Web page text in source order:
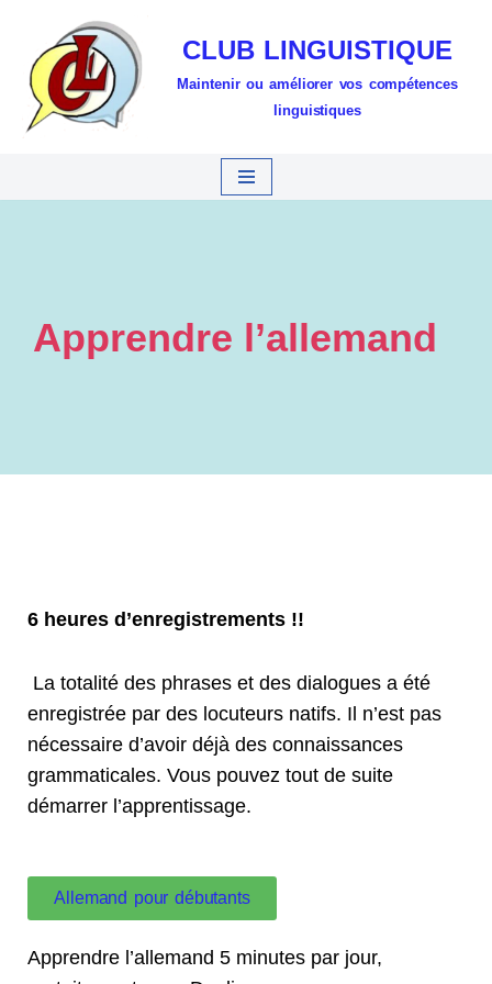
Aller
au
contenu
CLUB LINGUISTIQUE
Maintenir ou améliorer vos compétences
linguistiques
Apprendre l’allemand
6 heures d’enregistrements !!
La totalité des phrases et des dialogues a été
enregistrée par des locuteurs natifs. Il n’est pas
nécessaire d’avoir déjà des connaissances
grammaticales. Vous pouvez tout de suite
démarrer l’apprentissage.
Allemand pour débutants
Apprendre l’allemand 5 minutes par jour,